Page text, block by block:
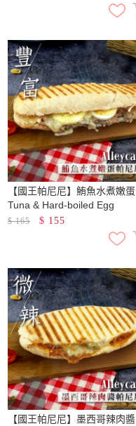
【國王帕尼尼】鮪魚水煮嫩蛋
Tuna & Hard-boiled Egg
$165 $ 155
【國王帕尼尼】墨西哥辣肉醬